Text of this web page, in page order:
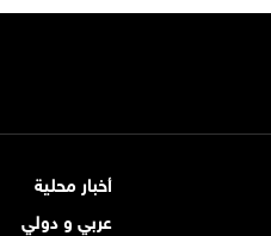
أخبار محلية
عربي و دولي